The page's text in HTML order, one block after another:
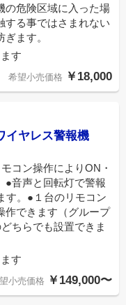
の危険区域に入った場
する事ではさまれない
ます。
す
希望小売価格 ￥18,000
イヤレス警報機
コン操作によりON・
●音声と回転灯で警報
す。●１台のリモコン
作できます（グループ
ちらでも設置できま
す
小売価格 ￥149,000〜